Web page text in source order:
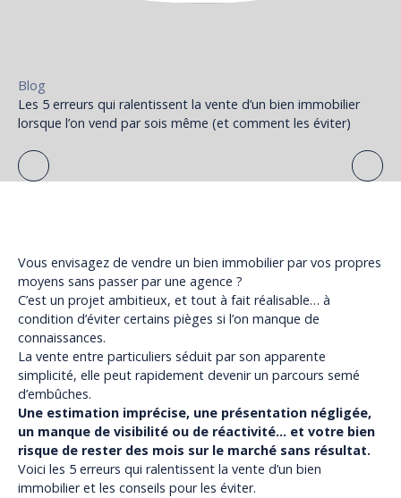
Blog
Les 5 erreurs qui ralentissent la vente d’un bien immobilier
lorsque l’on vend par sois même (et comment les éviter)
Vous envisagez de vendre un bien immobilier par vos propres
moyens sans passer par une agence ?
C’est un projet ambitieux, et tout à fait réalisable… à
condition d’éviter certains pièges si l’on manque de
connaissances.
La vente entre particuliers séduit par son apparente
simplicité, elle peut rapidement devenir un parcours semé
d’embûches.
Une estimation imprécise, une présentation négligée,
un manque de visibilité ou de réactivité… et votre bien
risque de rester des mois sur le marché sans résultat.
Voici les 5 erreurs qui ralentissent la vente d’un bien
immobilier et les conseils pour les éviter.